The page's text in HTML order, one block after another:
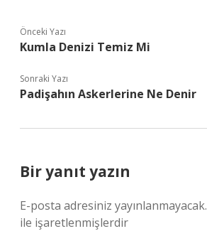
Önceki Yazı
Kumla Denizi Temiz Mi
Sonraki Yazı
Padişahın Askerlerine Ne Denir
Bir yanıt yazın
E-posta adresiniz yayınlanmayacak.
ile işaretlenmişlerdir